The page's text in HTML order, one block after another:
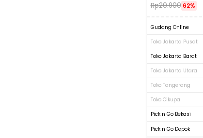
Rp20.900 62%
Gudang Online
Toko Jakarta Pusat
Toko Jakarta Barat
Toko Jakarta Utara
Toko Tangerang
Toko Cikupa
Pick n Go Bekasi
Pick n Go Depok